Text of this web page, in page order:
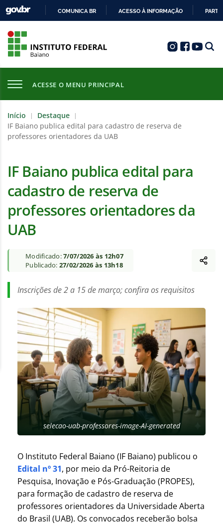
COMUNICA BR ACESSO À INFORMAÇÃO
ACESSE O MENU PRINCIPAL
Início | Destaque |
IF Baiano publica edital para cadastro de reserva de
professores orientadores da UAB
IF Baiano publica edital para
cadastro de reserva de
professores orientadores da
UAB
Modificado:7/07/2026 às 12h07
Publicado: 27/02/2026 às 13h18
Inscrições de 2 a 15 de março; confira os requisitos
selecao-uab-professores-image-AI-generated
O Instituto Federal Baiano (IF Baiano) publicou o
Edital nº 31, por meio da Pró-Reitoria de
Pesquisa, Inovação e Pós-Graduação (PROPES),
para formação de cadastro de reserva de
professores orientadores da Universidade Aberta
do Brasil (UAB). Os convocados receberão bolsa